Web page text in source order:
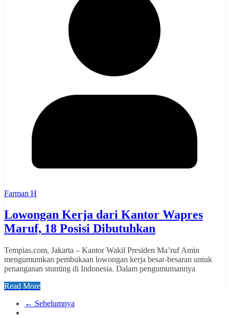
Farman H
Lowongan Kerja dari Kantor Wapres
Maruf, 18 Posisi Dibutuhkan
Tempias.com, Jakarta – Kantor Wakil Presiden Ma’ruf Amin
mengumumkan pembukaan lowongan kerja besar-besaran untuk
penanganan stunting di Indonesia. Dalam pengumumannya
Read More
← Sebelumnya